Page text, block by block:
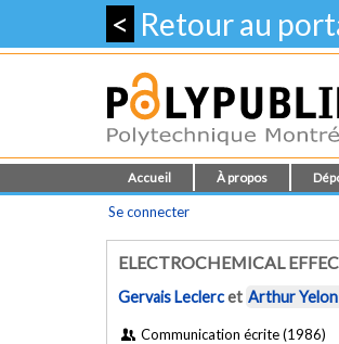
< Retour au
Accueil À propos
Se connecter
ELECTROCHEMICAL
Gervais Leclercet Arthur Yelon
Communication écrite (1986)